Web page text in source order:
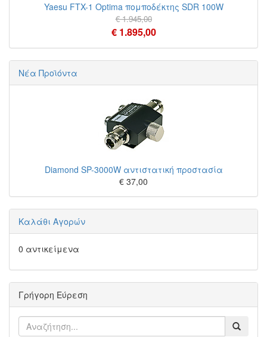
Yaesu FTX-1 Optima πομποδέκτης SDR 100W
€ 1.945,00
€ 1.895,00
Νέα Προϊόντα
Diamond SP-3000W αντιστατική προστασία
€ 37,00
Καλάθι Αγορών
0 αντικείμενα
Γρήγορη Εύρεση